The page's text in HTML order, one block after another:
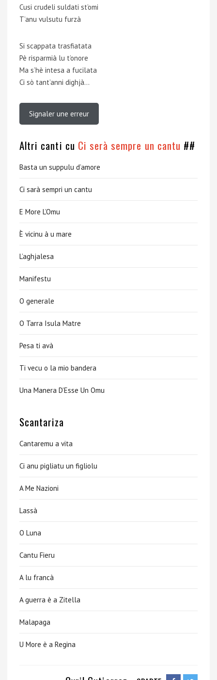
Cusi crudeli suldati st’omi
T’anu vulsutu furzà
Si scappata trasfiatata
Pè risparmià lu t’onore
Ma s’hè intesa a fucilata
Ci sò tant’anni dighjà…
Signaler une erreur
Altri canti cu Ci serà sempre un cantu ##
Basta un suppulu d’amore
Ci sarà sempri un cantu
E More L’Omu
È vicinu à u mare
L’aghjalesa
Manifestu
O generale
O Tarra Isula Matre
Pesa ti avà
Ti vecu o la mio bandera
Una Manera D’Esse Un Omu
Scantariza
Cantaremu a vita
Ci anu pigliatu un figliolu
A Me Nazioni
Lassà
O Luna
Cantu Fieru
A lu francà
A guerra è a Zitella
Malapaga
U More è a Regina